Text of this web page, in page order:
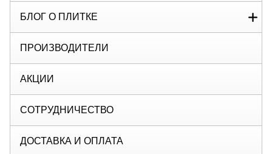
БЛОГ О ПЛИТКЕ
ПРОИЗВОДИТЕЛИ
АКЦИИ
СОТРУДНИЧЕСТВО
ДОСТАВКА И ОПЛАТА